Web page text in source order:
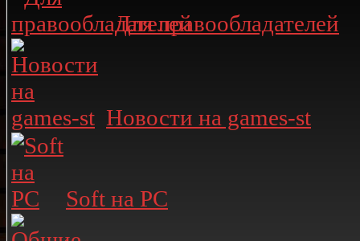
Для правообладателей
Новости на games-st
Soft на PC